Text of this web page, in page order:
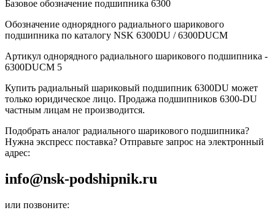
Базовое обозначение подшипника 6300
Обозначение однорядного радиального шарикового
подшипника по каталогу NSK 6300DU / 6300DUCM
Артикул однорядного радиального шарикового подшипника -
6300DUCM 5
Купить радиальный шариковый подшипник 6300DU может
только юридическое лицо. Продажа подшипников 6300-DU
частным лицам не производится.
Подобрать аналог радиального шарикового подшипника?
Нужна экспресс поставка? Отправьте запрос на электронный
адрес:
info@nsk-podshipnik.ru
или позвоните: